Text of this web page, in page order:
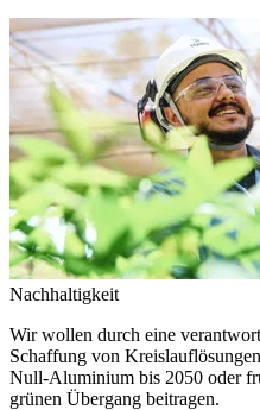
Nachhaltigkeit
Wir wollen durch eine
Schaffung von
Null-Aluminium bis 2050 oder
grünen Übergang beitragen.